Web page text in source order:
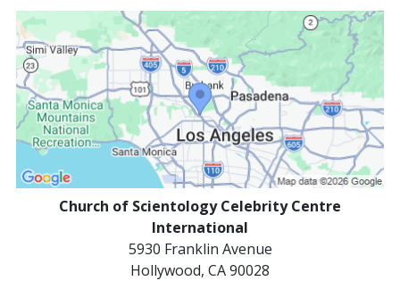
Church of Scientology Celebrity Centre
International
5930 Franklin Avenue
Hollywood, CA90028